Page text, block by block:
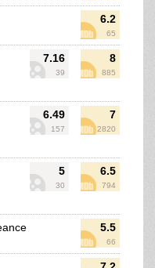
6.2
65
7.16
39
8
885
6.49
157
7
2820
5
30
6.5
794
5.5
66